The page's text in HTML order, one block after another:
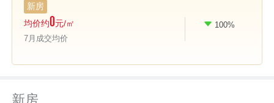
新房
均价约0元/㎡
7月成交均价
100%
新房